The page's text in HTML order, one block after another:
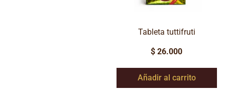
Tableta tuttifruti
$ 26.000
Añadir al carrito